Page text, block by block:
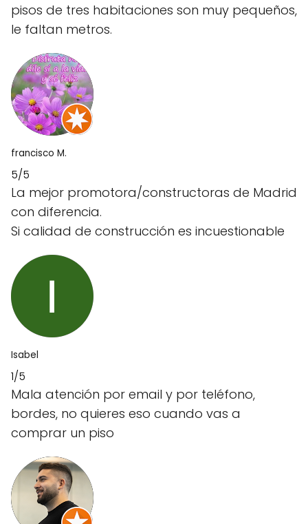
pisos de tres habitaciones son muy pequeños,
le faltan metros.
francisco M.
5/5
La mejor promotora/constructoras de Madrid
con diferencia.
Si calidad de construcción es incuestionable
Isabel
1/5
Mala atención por email y por teléfono,
bordes, no quieres eso cuando vas a
comprar un piso